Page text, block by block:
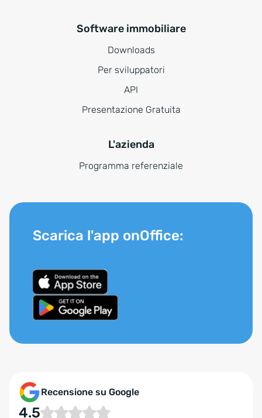
Software immobiliare
Downloads
Per sviluppatori
API
Presentazione Gratuita
L'azienda
Programma referenziale
Recensione su Google
4.5
Scarica l'app onOffice: